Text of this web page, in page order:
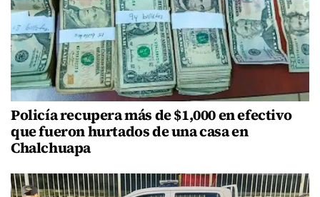
Policía recupera más de $1,000 en efectivo
que fueron hurtados de una casa en
Chalchuapa